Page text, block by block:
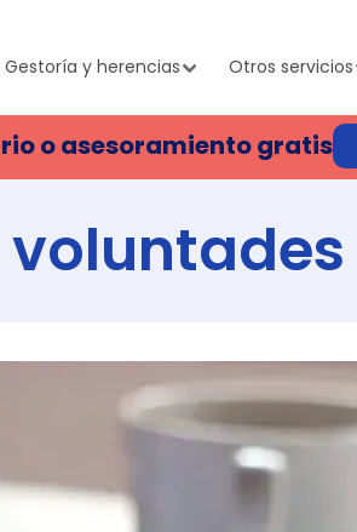
Gestoría y herencias Otros servicios
o asesoramiento gratis